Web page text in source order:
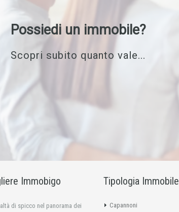
Possiedi un immobile?
Scopri subito quanto vale...
Immobigo
di spicco nel panorama dei
Tipologia Immobile
Capannoni